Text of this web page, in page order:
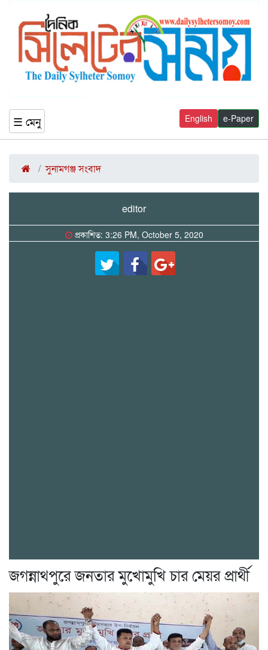
☰ মেনু e-Paper
English
সুনামগঞ্জ সংবাদ
editor
প্রকাশিত: 3:26 PM, October 5, 2020
জগন্নাথপুরে জনতার মুখোমুখি চার মেয়র প্রার্থী